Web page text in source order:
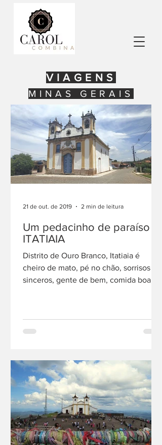
VIAGENS
MINAS GERAIS
Um pedacinho de paraíso -
ITATIAIA
Distrito de Ouro Branco, Itatiaia é
cheiro de mato, pé no chão, sorrisos
sinceros, gente de bem, comida boa,
21 de out. de 2019 2 min de leitura